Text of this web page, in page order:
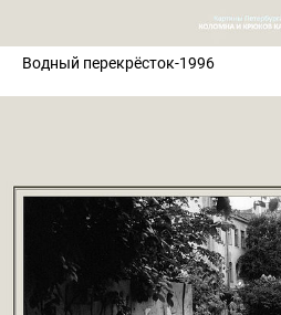
Водный перекрёсток-1996